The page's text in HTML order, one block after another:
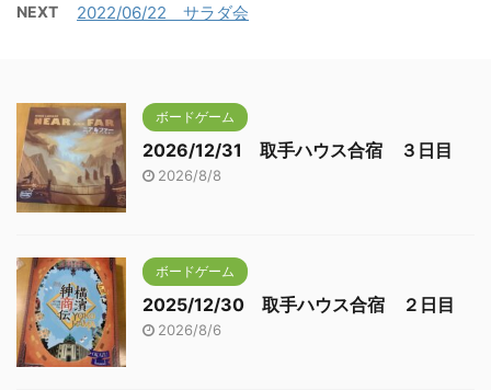
NEXT 2022/06/22 サラダ会
ボードゲーム
2026/12/31 取手ハウス合宿 ３日目
2026/8/8
ボードゲーム
2025/12/30 取手ハウス合宿 ２日目
2026/8/6